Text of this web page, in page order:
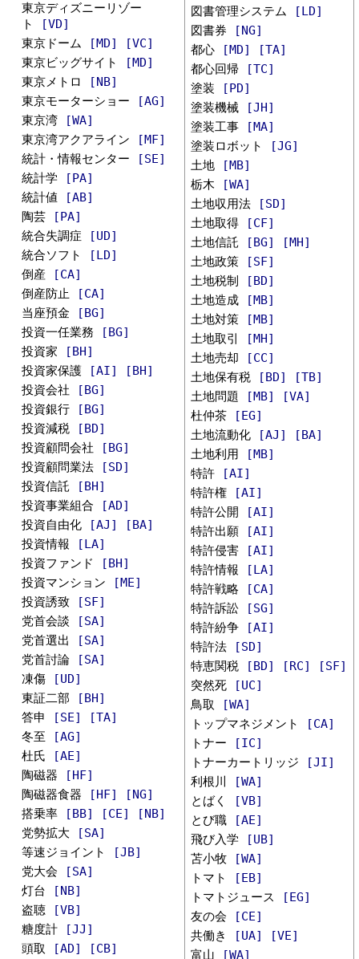
東京ディズニーリゾー
ト
[VD]
東京ドーム
[MD]
[VC]
東京ビッグサイト
[MD]
東京メトロ
[NB]
東京モーターショー
[AG]
東京湾
[WA]
東京湾アクアライン
[MF]
統計・情報センター
[SE]
統計学
[PA]
統計値
[AB]
陶芸
[PA]
統合失調症
[UD]
統合ソフト
[LD]
倒産
[CA]
倒産防止
[CA]
当座預金
[BG]
投資一任業務
[BG]
投資家
[BH]
投資家保護
[AI]
[BH]
投資会社
[BG]
投資銀行
[BG]
投資減税
[BD]
投資顧問会社
[BG]
投資顧問業法
[SD]
投資信託
[BH]
投資事業組合
[AD]
投資自由化
[AJ]
[BA]
投資情報
[LA]
投資ファンド
[BH]
投資マンション
[ME]
投資誘致
[SF]
党首会談
[SA]
党首選出
[SA]
党首討論
[SA]
凍傷
[UD]
東証二部
[BH]
答申
[SE]
[TA]
冬至
[AG]
杜氏
[AE]
陶磁器
[HF]
陶磁器食器
[HF]
[NG]
搭乗率
[BB] [CE]
[NB]
党勢拡大
[SA]
等速ジョイント
[JB]
党大会
[SA]
灯台
[NB]
盗聴
[VB]
糖度計
[JJ]
頭取
[AD] [CB]
図書管理システム
[LD]
図書券
[NG]
都心
[MD]
[TA]
都心回帰
[TC]
塗装
[PD]
塗装機械
[JH]
塗装工事
[MA]
塗装ロボット
[JG]
土地
[MB]
栃木
[WA]
土地収用法
[SD]
土地取得
[CF]
土地信託
[BG]
[MH]
土地政策
[SF]
土地税制
[BD]
土地造成
[MB]
土地対策
[MB]
土地取引
[MH]
土地売却
[CC]
土地保有税
[BD]
[TB]
土地問題
[MB]
[VA]
杜仲茶
[EG]
土地流動化
[AJ]
[BA]
土地利用
[MB]
特許
[AI]
特許権
[AI]
特許公開
[AI]
特許出願
[AI]
特許侵害
[AI]
特許情報
[LA]
特許戦略
[CA]
特許訴訟
[SG]
特許紛争
[AI]
特許法
[SD]
特恵関税
[BD] [RC]
[SF]
突然死
[UC]
鳥取
[WA]
トップマネジメント
[CA]
トナー
[IC]
トナーカートリッジ
[JI]
利根川
[WA]
とばく
[VB]
とび職
[AE]
飛び入学
[UB]
苫小牧
[WA]
トマト
[EB]
トマトジュース
[EG]
友の会
[CE]
共働き
[UA]
[VE]
富山
[WA]